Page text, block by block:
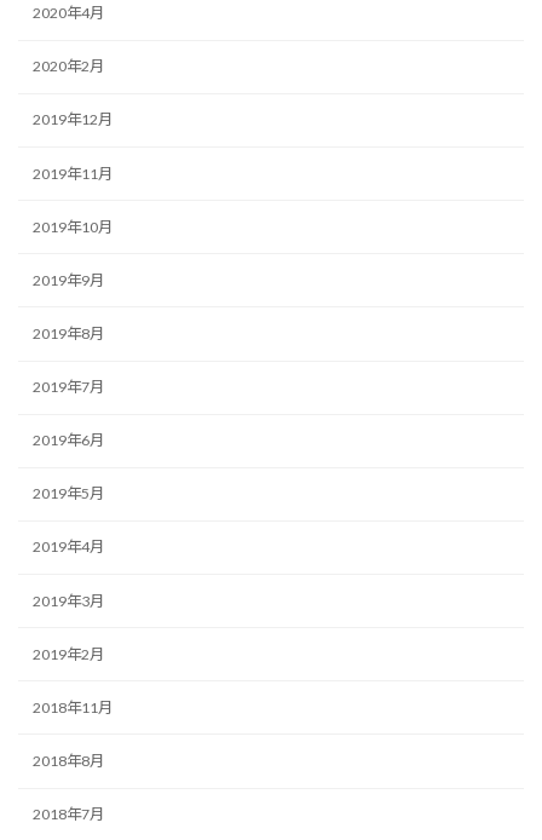
2020年4月
2020年2月
2019年12月
2019年11月
2019年10月
2019年9月
2019年8月
2019年7月
2019年6月
2019年5月
2019年4月
2019年3月
2019年2月
2018年11月
2018年8月
2018年7月